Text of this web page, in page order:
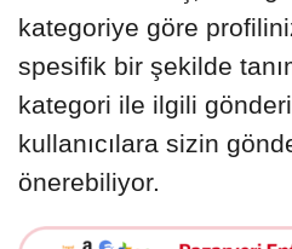
kategoriye göre
spesifik bir şekilde
kategori ile ilgili
kullanıcılara sizin
önerebiliyor.